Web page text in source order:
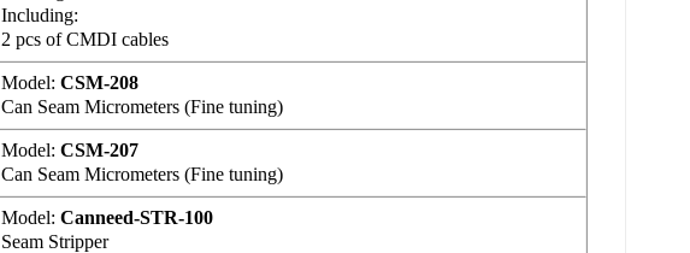
Including:
2 pcs of CMDI cables
Model:CSM-208
Can Seam Micrometers (Fine tuning)
Model:CSM-207
Can Seam Micrometers (Fine tuning)
Model:Canneed-STR-100
Seam Stripper